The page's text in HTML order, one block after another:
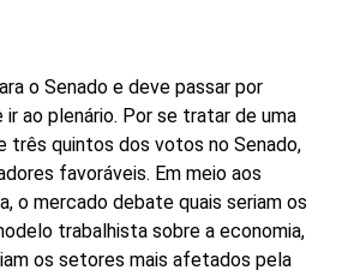
o Senado e deve passar por
ao plenário. Por se tratar de uma
três quintos dos votos no Senado,
favoráveis. Em meio aos
o mercado debate quais seriam os
trabalhista sobre a economia,
os setores mais afetados pela